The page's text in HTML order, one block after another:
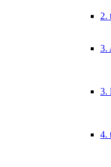
2.
3.
3.
4.